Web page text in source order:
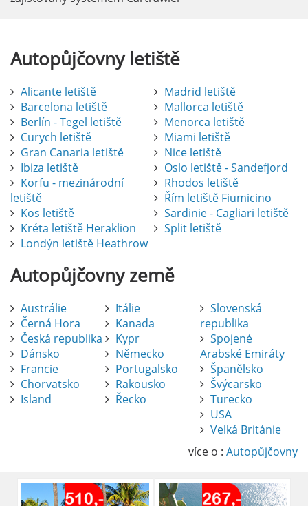
Autopůjčovnyletiště
Alicante letiště
Barcelona letiště
Berlín - Tegel letiště
Curych letiště
Gran Canaria letiště
Ibiza letiště
Korfu - mezinárodní
letiště
Kos letiště
Kréta letiště Heraklion
Londýn letiště Heathrow
Madrid letiště
Mallorca letiště
Menorca letiště
Miami letiště
Nice letiště
Oslo letiště - Sandefjord
Rhodos letiště
Řím letiště Fiumicino
Sardinie - Cagliari letiště
Split letiště
Autopůjčovnyzemě
Austrálie
Černá Hora
Česká republika
Dánsko
Francie
Chorvatsko
Island
Itálie
Kanada
Kypr
Německo
Portugalsko
Rakousko
Řecko
Slovenská
republika
Spojené
Arabské Emiráty
Španělsko
Švýcarsko
Turecko
USA
Velká Británie
více o : Autopůjčovny
Pronájem auta na letišti Alicante
Půjčení auta na letišti v Alicante je výborný
způsob, jak pohodlně objevovat město i jeho
brána do regionu Costa Blanca, se nachází
přibližně 9 km od centra Alicante.